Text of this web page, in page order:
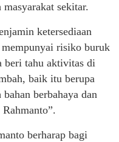
sekitar.
ketersediaan
risiko buruk
beri tahu aktivitas di
baik itu berupa
berbahaya dan
berharap bagi